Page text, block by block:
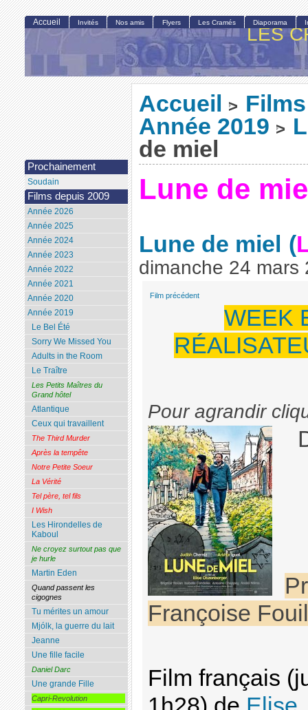
LES
Accueil >
Année 2019 >
de miel
Lune de
Lune de miel (
dimanche 24 mars
Film précédent
WEEK
Pour agrandir
Françoise
Film français
Accueil Invités Nos amis Flyers Les Cramés Diaporama
Prochainement
Soudain
Films depuis 2009
Année 2026
Année 2025
Année 2024
Année 2023
Année 2022
Année 2021
Année 2020
Année 2019
Le Bel Été
Sorry We Missed You
Adults in the Room
Le Traître
Les Petits Maîtres du
Grand hôtel
Atlantique
Ceux qui travaillent
The Third Murder
Après la tempête
Notre Petite Soeur
La Vérité
Tel père, tel fils
I Wish
Les Hirondelles de
Kaboul
Ne croyez surtout pas que
je hurle
Martin Eden
Quand passent les
cigognes
Tu mérites un amour
Mjólk, la guerre du lait
Jeanne
Une fille facile
Daniel Darc
Une grande Fille
Capri-Revolution